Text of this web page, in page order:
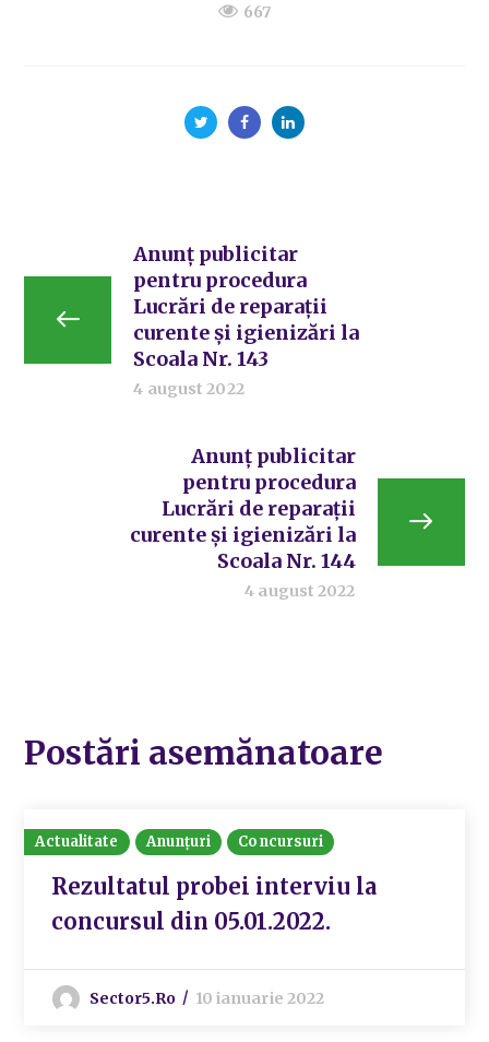
667
Anunț publicitar
pentru procedura
Lucrări de reparații
curente și igienizări la
Scoala Nr. 143
4 august 2022
Anunț publicitar
pentru procedura
Lucrări de reparații
curente și igienizări la
Scoala Nr. 144
4 august 2022
Postări asemănatoare
Actualitate Anunțuri Concursuri
Rezultatul probei interviu la
concursul din 05.01.2022.
Sector5.ro 10 ianuarie 2022